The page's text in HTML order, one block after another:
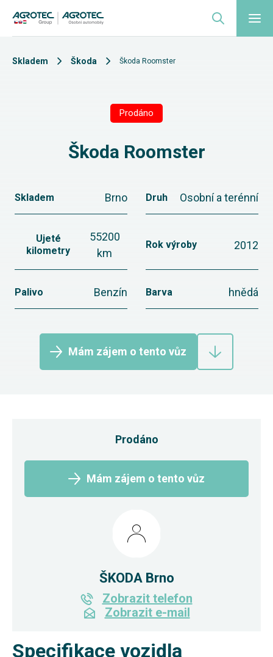
Skladem Škoda Škoda Roomster
Prodáno
Škoda Roomster
Skladem Brno Druh Osobní a terénní
Ujeté
kilometry
55200
km
Rok výroby 2012
Palivo Benzín Barva hnědá
Mám zájem o tento vůz
Specifikace vozidla
Prodáno
Mám zájem o tento vůz
ŠKODA Brno
Zobrazit telefon
Zobrazit e-mail